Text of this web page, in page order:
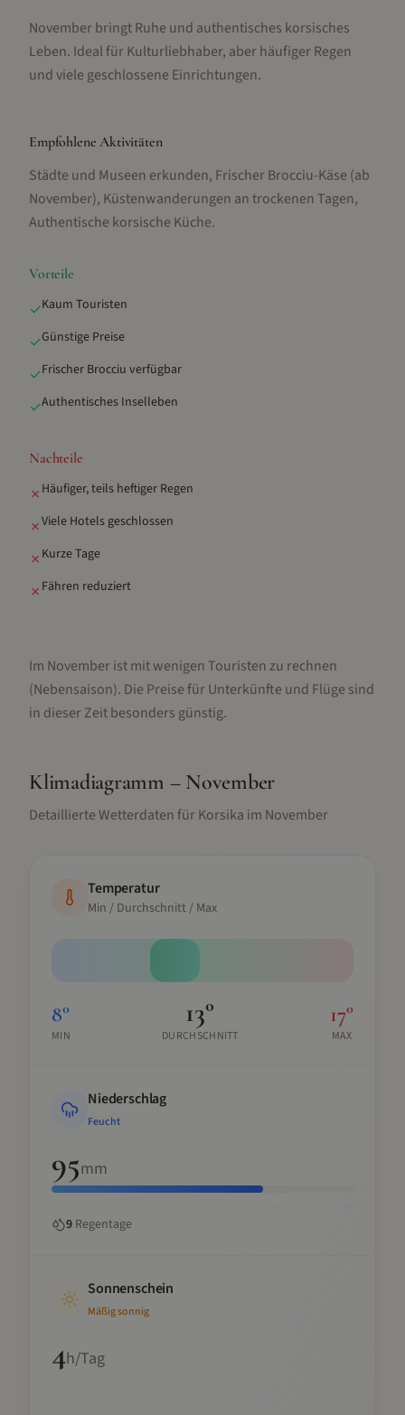
November bringt Ruhe und authentisches korsisches
Leben. Ideal für Kulturliebhaber, aber häufiger Regen
und viele geschlossene Einrichtungen.
Empfohlene Aktivitäten
Städte und Museen erkunden, Frischer Brocciu-Käse (ab
November), Küstenwanderungen an trockenen Tagen,
Authentische korsische Küche.
Vorteile
✓Kaum Touristen
✓Günstige Preise
✓Frischer Brocciu verfügbar
✓Authentisches Inselleben
Nachteile
✗ Häufiger, teils heftiger Regen
✗Viele Hotels geschlossen
✗ Kurze Tage
✗ Fähren reduziert
Im November ist mit wenigen Touristen zu rechnen
(Nebensaison). Die Preise für Unterkünfte und Flüge sind
in dieser Zeit besonders günstig.
Klimadiagramm – November
Detaillierte Wetterdaten fürKorsika im November
Temperatur
Min / Durchschnitt / Max
8°
MIN
13°
DURCHSCHNITT
17°
MAX
Niederschlag
Feucht
95mm
9 Regentage
Sonnenschein
Mäßig sonnig
4h/Tag